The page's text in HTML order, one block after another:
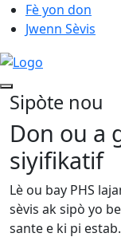
Fè yon don
Jwenn Sèvis
Sipòte nou
Don ou a
siyifikatif
Lè ou bay PHS
sèvis ak sipò yo
sante e ki pi estab.